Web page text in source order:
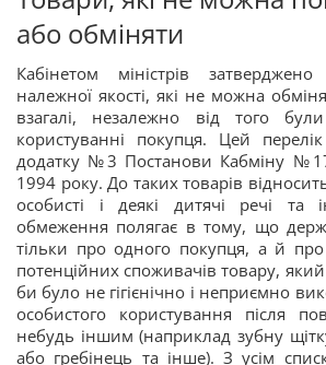
або обміняти
Кабінетом міністрів
належної якості, які не можна
взагалі, незалежно від того
користуванні покупця. Цей
додатку №3 Постанови Кабміну
1994 року. До таких товарів
особисті і деякі дитячі речі та
обмеження полягає в тому, що
тільки про одного покупця, а й
потенційних споживачів товару,
би було не гігієнічно і неприємно
особистого користування після
небудь іншим (наприклад зубну
або гребінець та інше). З усім